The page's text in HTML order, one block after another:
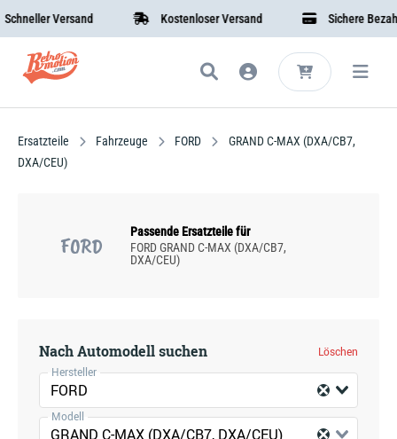
Versand Kostenloser Versand Sichere
Ersatzteile Fahrzeuge FORD
GRAND C-MAX (DXA/CB7,
DXA/CEU)
FORD
Passende Ersatzteile für
FORD GRAND C-MAX (DXA/CB7,
DXA/CEU)
Nach Automodell suchen
Löschen
Hersteller
FORD
Modell
GRAND C-MAX (DXA/CB7, DXA/CEU)